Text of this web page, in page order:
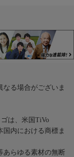
なる場合がございま
は、米国TiVo
国内における商標ま
あらゆる素材の無断